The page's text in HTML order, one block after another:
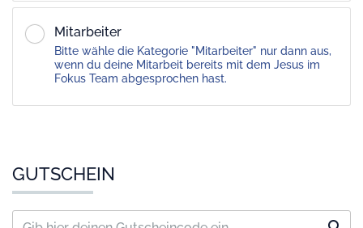
Mitarbeiter
Bitte wähle die Kategorie "Mitarbeiter" nur dann aus,
wenn du deine Mitarbeit bereits mit dem Jesus im
Fokus Team abgesprochen hast.
GUTSCHEIN